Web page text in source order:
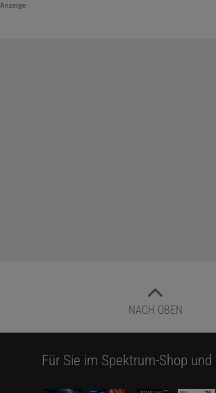
Anzeige
NACH OBEN
Für Sie im Spektrum-Shop